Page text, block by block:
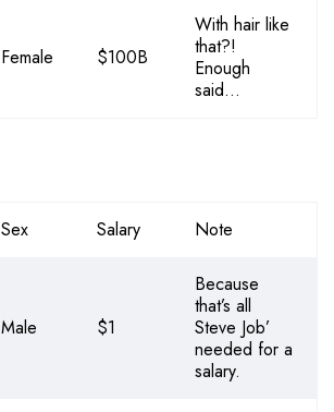
Female $100B
With hair like
that?!
Enough
said…
Sex Salary Note
Male $1
Because
that’s all
Steve Job’
needed for a
salary.